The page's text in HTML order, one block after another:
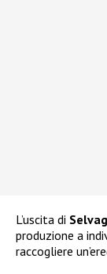
L’uscita di
produzione a
raccogliere